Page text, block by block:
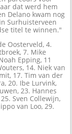
dat werd hem
Delano kwam nog
Surhuisterveen
titel te winnen."
Oosterveld, 4.
7. Mike
Epping, 11
14. Niek van
17. Tim van der
20. Ibe Lurvink,
23. Hannes
Sven Collewijn,
van Loo, 29.